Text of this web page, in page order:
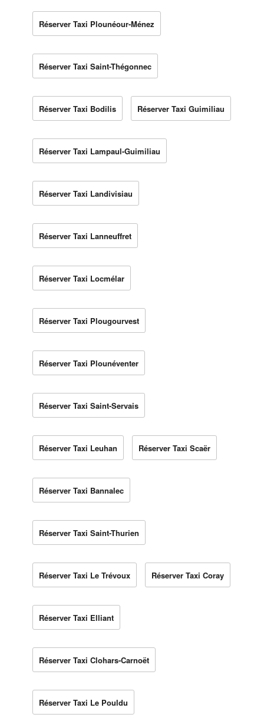
Réserver Taxi Plounéour-Ménez
Réserver Taxi Saint-Thégonnec
Réserver Taxi Bodilis Réserver Taxi Guimiliau
Réserver Taxi Lampaul-Guimiliau
Réserver Taxi Landivisiau
Réserver Taxi Lanneuffret
Réserver Taxi Locmélar
Réserver Taxi Plougourvest
Réserver Taxi Plounéventer
Réserver Taxi Saint-Servais
Réserver Taxi Leuhan Réserver Taxi Scaër
Réserver Taxi Bannalec
Réserver Taxi Saint-Thurien
Réserver Taxi Le Trévoux Réserver Taxi Coray
Réserver Taxi Elliant
Réserver Taxi Clohars-Carnoët
Réserver Taxi Le Pouldu